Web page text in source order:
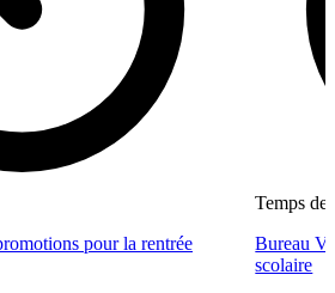
pour la rentrée
Temps de
Bureau
scolaire